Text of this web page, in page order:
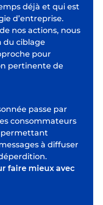
déjà et qui est
d’entreprise.
nos actions, nous
du ciblage
pour
pertinente de
consommateurs
permettant
à diffuser
faire mieux avec